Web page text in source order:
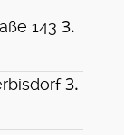
143 3.
3.